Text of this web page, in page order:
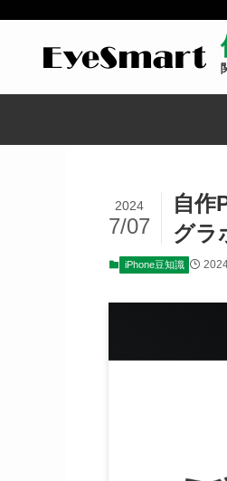
自作
グラ
2024
7/07
iPhone豆知識